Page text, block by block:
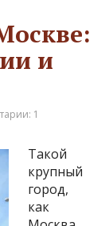
и
1
Такой
крупный
город,
как